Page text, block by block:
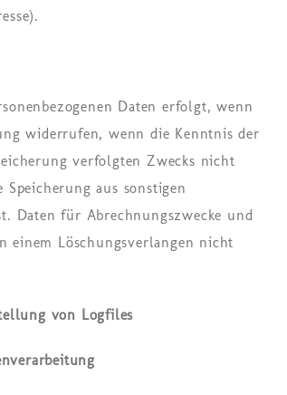
Daten erfolgt, wenn
widerrufen, wenn die Kenntnis der
verfolgten Zwecks nicht
aus sonstigen
Daten für Abrechnungszwecke und
einem Löschungsverlangen nicht
von Logfiles